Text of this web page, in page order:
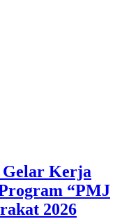
Gelar Kerja
“PMJ
2026